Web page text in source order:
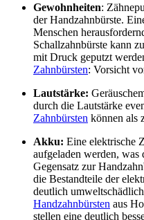
Gewohnheiten:
der Handzahnbürste.
Menschen
Schallzahnbürste kann
mit Druck geputzt
Zahnbürsten: Vorsicht
Lautstärke:
durch die Lautstärke
Zahnbürsten können als
Akku: Eine elektrische
aufgeladen werden,
Gegensatz zur
die Bestandteile der
deutlich
Handzahnbürsten aus
stellen eine deutlich